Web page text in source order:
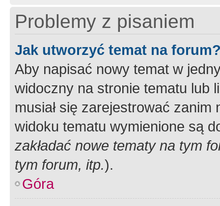
Problemy z pisaniem
Jak utworzyć temat na
Aby napisać nowy temat w
widoczny na stronie tematu lub
musiał się zarejestrować
widoku tematu wymienione są
zakładać nowe tematy na tym
tym forum, itp.).
Góra